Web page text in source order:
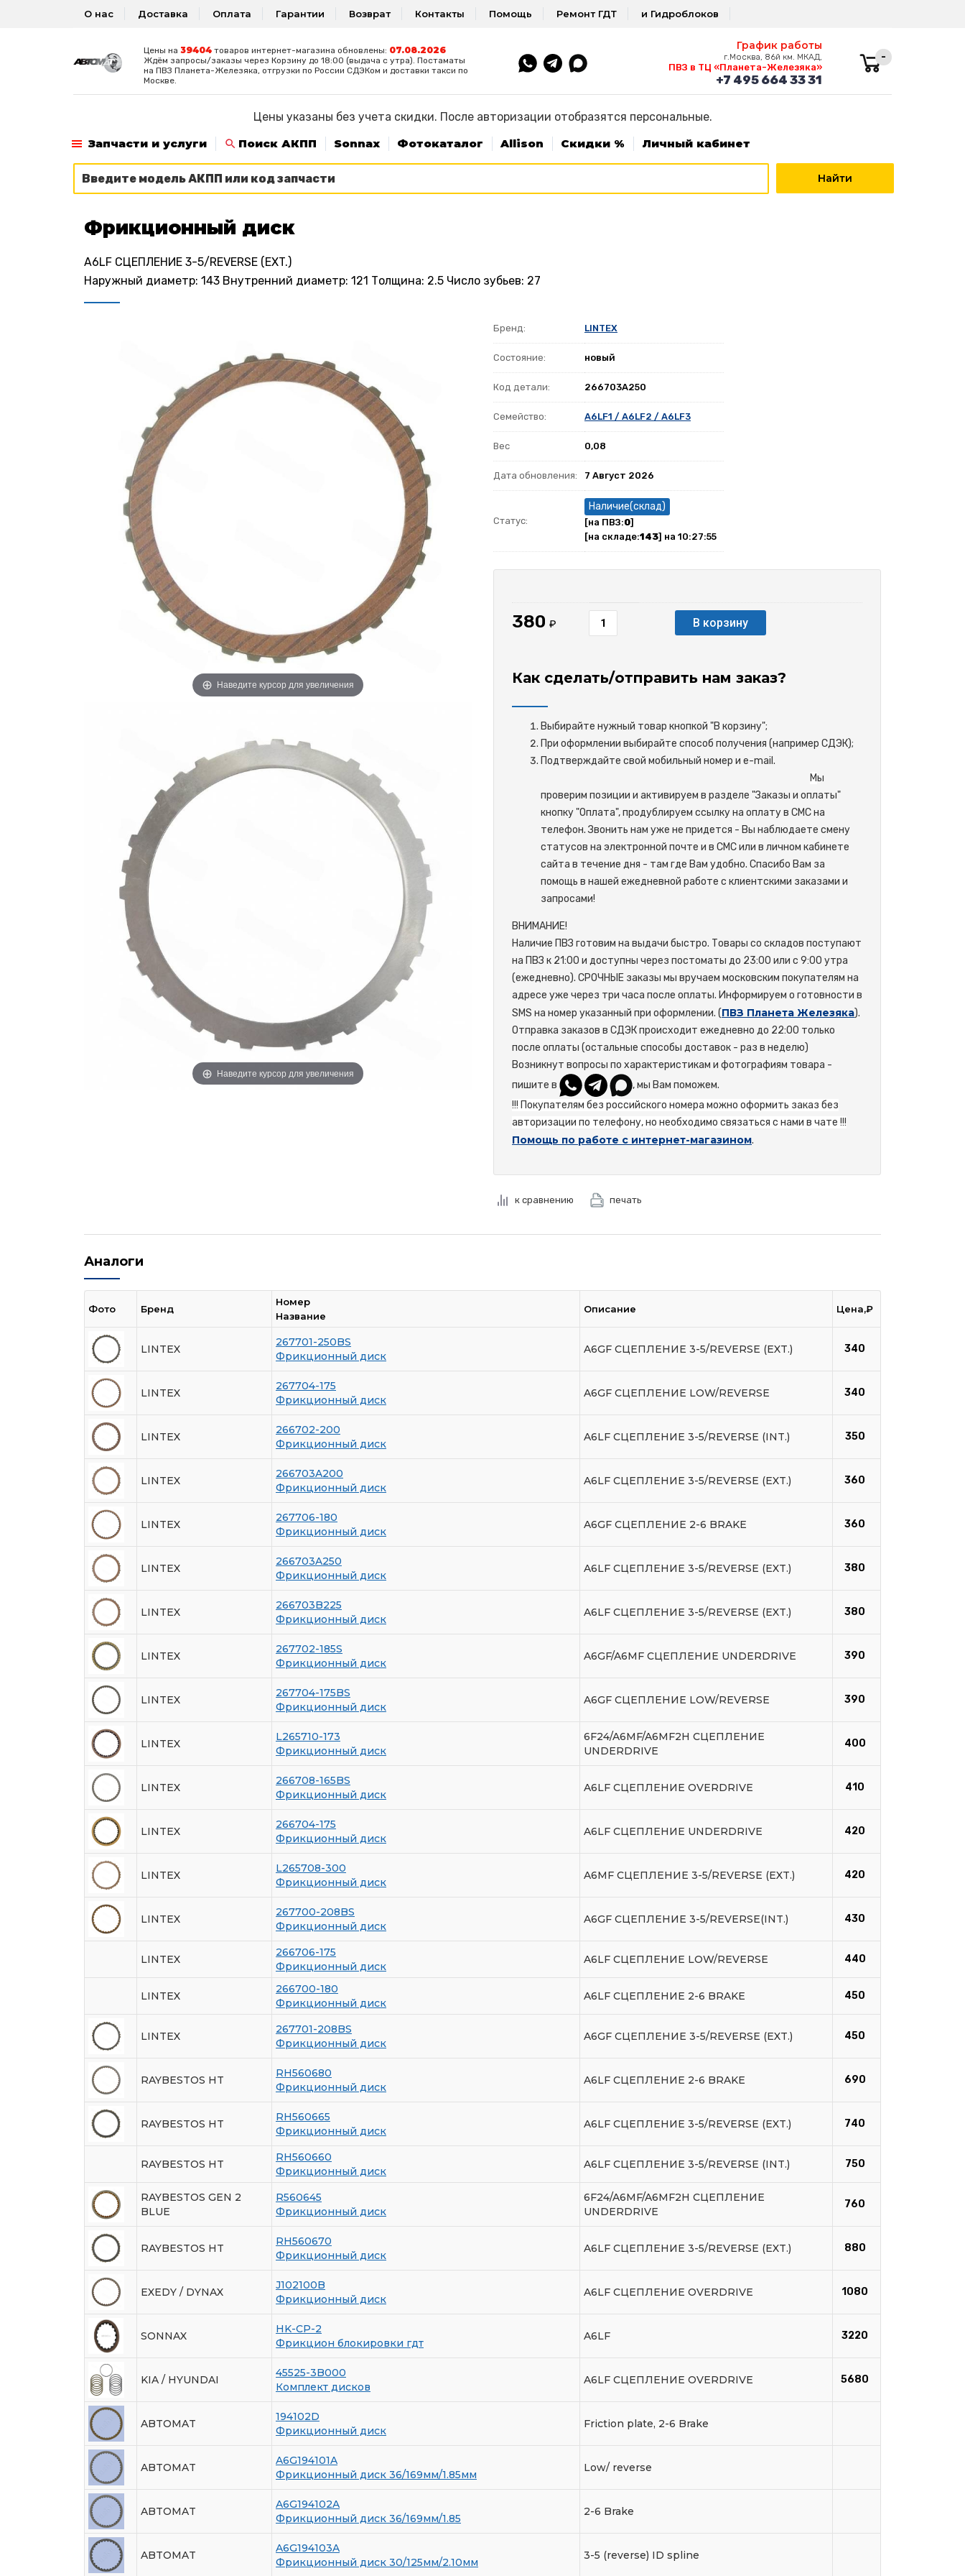
О нас Доставка Оплата Гарантии Возврат Контакты Помощь Ремонт ГДТ и Гидроблоков
Цены на 39404товаров интернет-магазина обновлены: 07.08.2026
Ждём запросы/заказы через Корзину до 18:00 (выдача с утра). Постаматы
на ПВЗ Планета-Железяка, отгрузки по России СДЭКом и доставки такси по
Москве.
График работы
г.Москва, 86й км. МКАД,
ПВЗ в ТЦ «Планета-Железяка»
+7 495 664 33 31
-
Цены указаны без учета скидки. После авторизации отобразятся персональные.
Запчасти и услуги
Поиск АКПП Sonnax Фотокаталог Allison Скидки % Личный кабинет
Фрикционный диск
A6LF СЦЕПЛЕНИЕ 3-5/REVERSE (EXT.)
Наружный диаметр: 143 Внутренний диаметр: 121 Толщина: 2.5 Число зубьев: 27
Наведите курсор для увеличения
Наведите курсор для увеличения
Бренд: LINTEX
Состояние: новый
Код детали: 266703A250
Семейство: A6LF1 / A6LF2 / A6LF3
Вес 0,08
Дата обновления: 7 Август 2026
Статус:
Наличие(склад)
[на ПВЗ:0]
[на складе:143] на 10:27:55
380 ₽ В корзину
Как сделать/отправить нам заказ?
Выбирайте нужный товар кнопкой "В корзину";
При оформлении выбирайте способ получения (например СДЭК);
Подтверждайте свой мобильный номер и e-mail.
Мы
проверим позиции и активируем в разделе "Заказы и оплаты"
кнопку "Оплата", продублируем ссылку на оплату в СМС на
телефон. Звонить нам уже не придется - Вы наблюдаете смену
статусов на электронной почте и в СМС или в личном кабинете
сайта в течение дня - там где Вам удобно. Спасибо Вам за
помощь в нашей ежедневной работе с клиентскими заказами и
запросами!
ВНИМАНИЕ!
Наличие ПВЗ готовим на выдачи быстро. Товары со складов поступают
на ПВЗ к 21:00 и доступны через постоматы до 23:00 или с 9:00 утра
(ежедневно). СРОЧНЫЕ заказы мы вручаем московским покупателям на
адресе уже через три часа после оплаты. Информируем о готовности в
SMS на номер указанный при оформлении. (ПВЗ Планета Железяка).
Отправка заказов в СДЭК происходит ежедневно до 22:00 только
после оплаты (остальные способы доставок - раз в неделю)
Возникнут вопросы по характеристикам и фотографиям товара -
пишите в
, мы Вам поможем.
!!! Покупателям без российского номера можно оформить заказ без
авторизации по телефону, но необходимо связаться с нами в чате !!!
Помощь по работе с интернет-магазином.
к сравнению печать
Аналоги
Фото Бренд
Номер
Название
Описание Цена,₽
LINTEX
267701-250BS
Фрикционный диск
A6GF СЦЕПЛЕНИЕ 3-5/REVERSE (EXT.) 340
LINTEX
267704-175
Фрикционный диск
A6GF СЦЕПЛЕНИЕ LOW/REVERSE 340
LINTEX
266702-200
Фрикционный диск
A6LF СЦЕПЛЕНИЕ 3-5/REVERSE (INT.) 350
LINTEX
266703A200
Фрикционный диск
A6LF СЦЕПЛЕНИЕ 3-5/REVERSE (EXT.) 360
LINTEX
267706-180
Фрикционный диск
A6GF СЦЕПЛЕНИЕ 2-6 BRAKE 360
LINTEX
266703A250
Фрикционный диск
A6LF СЦЕПЛЕНИЕ 3-5/REVERSE (EXT.) 380
LINTEX
266703B225
Фрикционный диск
A6LF СЦЕПЛЕНИЕ 3-5/REVERSE (EXT.) 380
LINTEX
267702-185S
Фрикционный диск
A6GF/A6MF СЦЕПЛЕНИЕ UNDERDRIVE 390
LINTEX
267704-175BS
Фрикционный диск
A6GF СЦЕПЛЕНИЕ LOW/REVERSE 390
LINTEX
L265710-173
Фрикционный диск
6F24/A6MF/A6MF2H СЦЕПЛЕНИЕ
UNDERDRIVE
400
LINTEX
266708-165BS
Фрикционный диск
A6LF СЦЕПЛЕНИЕ OVERDRIVE 410
LINTEX
266704-175
Фрикционный диск
A6LF СЦЕПЛЕНИЕ UNDERDRIVE 420
LINTEX
L265708-300
Фрикционный диск
A6MF СЦЕПЛЕНИЕ 3-5/REVERSE (EXT.) 420
LINTEX
267700-208BS
Фрикционный диск
A6GF СЦЕПЛЕНИЕ 3-5/REVERSE(INT.) 430
LINTEX
266706-175
Фрикционный диск
A6LF СЦЕПЛЕНИЕ LOW/REVERSE 440
LINTEX
266700-180
Фрикционный диск
A6LF СЦЕПЛЕНИЕ 2-6 BRAKE 450
LINTEX
267701-208BS
Фрикционный диск
A6GF СЦЕПЛЕНИЕ 3-5/REVERSE (EXT.) 450
RAYBESTOS HT
RH560680
Фрикционный диск
A6LF СЦЕПЛЕНИЕ 2-6 BRAKE 690
RAYBESTOS HT
RH560665
Фрикционный диск
A6LF СЦЕПЛЕНИЕ 3-5/REVERSE (EXT.) 740
RAYBESTOS HT
RH560660
Фрикционный диск
A6LF СЦЕПЛЕНИЕ 3-5/REVERSE (INT.) 750
RAYBESTOS GEN 2
BLUE
R560645
Фрикционный диск
6F24/A6MF/A6MF2H СЦЕПЛЕНИЕ
UNDERDRIVE
760
RAYBESTOS HT
RH560670
Фрикционный диск
A6LF СЦЕПЛЕНИЕ 3-5/REVERSE (EXT.) 880
EXEDY / DYNAX
J102100B
Фрикционный диск
A6LF СЦЕПЛЕНИЕ OVERDRIVE 1080
SONNAX
HK-CP-2
Фрикцион блокировки гдт
A6LF 3220
KIA / HYUNDAI
45525-3B000
Комплект дисков
A6LF СЦЕПЛЕНИЕ OVERDRIVE 5680
ABTOMAT
194102D
Фрикционный диск
Friction plate, 2-6 Brake
ABTOMAT
A6G194101A
Фрикционный диск 36/169мм/1.85мм
Low/ reverse
ABTOMAT
A6G194102A
Фрикционный диск 36/169мм/1.85
2-6 Brake
ABTOMAT
A6G194103A
Фрикционный диск 30/125мм/2.10мм
3-5 (reverse) ID spline